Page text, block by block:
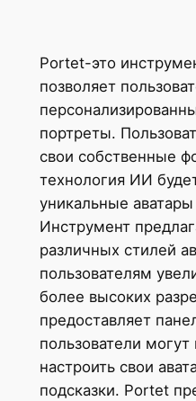
Portet-это
позволяет
портреты.
свои собственные
технология ИИ
уникальные
Инструмент
различных стилей
пользователям
более высоких
предоставляет
пользователи могут
настроить свои
подсказки. Portet